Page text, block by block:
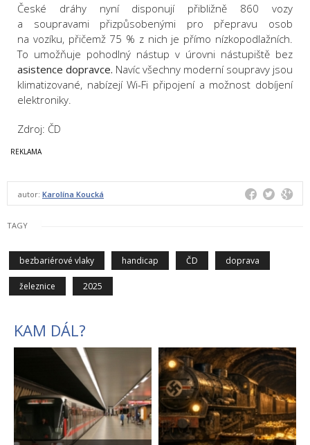
České dráhy nyní disponují přibližně 860 vozy
a soupravami přizpůsobenými pro přepravu osob
na vozíku, přičemž 75 % z nich je přímo nízkopodlažních.
To umožňuje pohodlný nástup v úrovni nástupiště bez
asistence dopravce. Navíc všechny moderní soupravy jsou
klimatizované, nabízejí Wi-Fi připojení a možnost dobíjení
elektroniky.
Zdroj: ČD
autor: Karolína Koucká
TAGY
bezbariérové vlaky handicap ČD doprava
železnice 2025
KAM DÁL?